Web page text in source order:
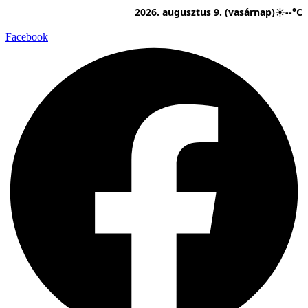
tartalomhoz
2026. augusztus 9. (vasárnap)☀--°C
Facebook